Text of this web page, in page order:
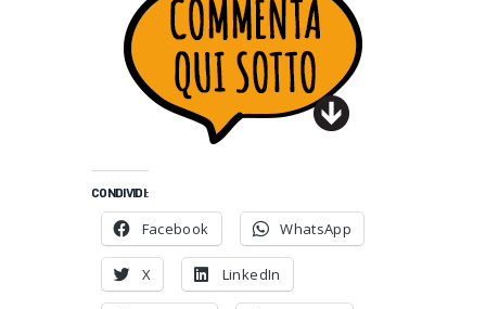
CONDIVIDI:
Facebook WhatsApp
X LinkedIn